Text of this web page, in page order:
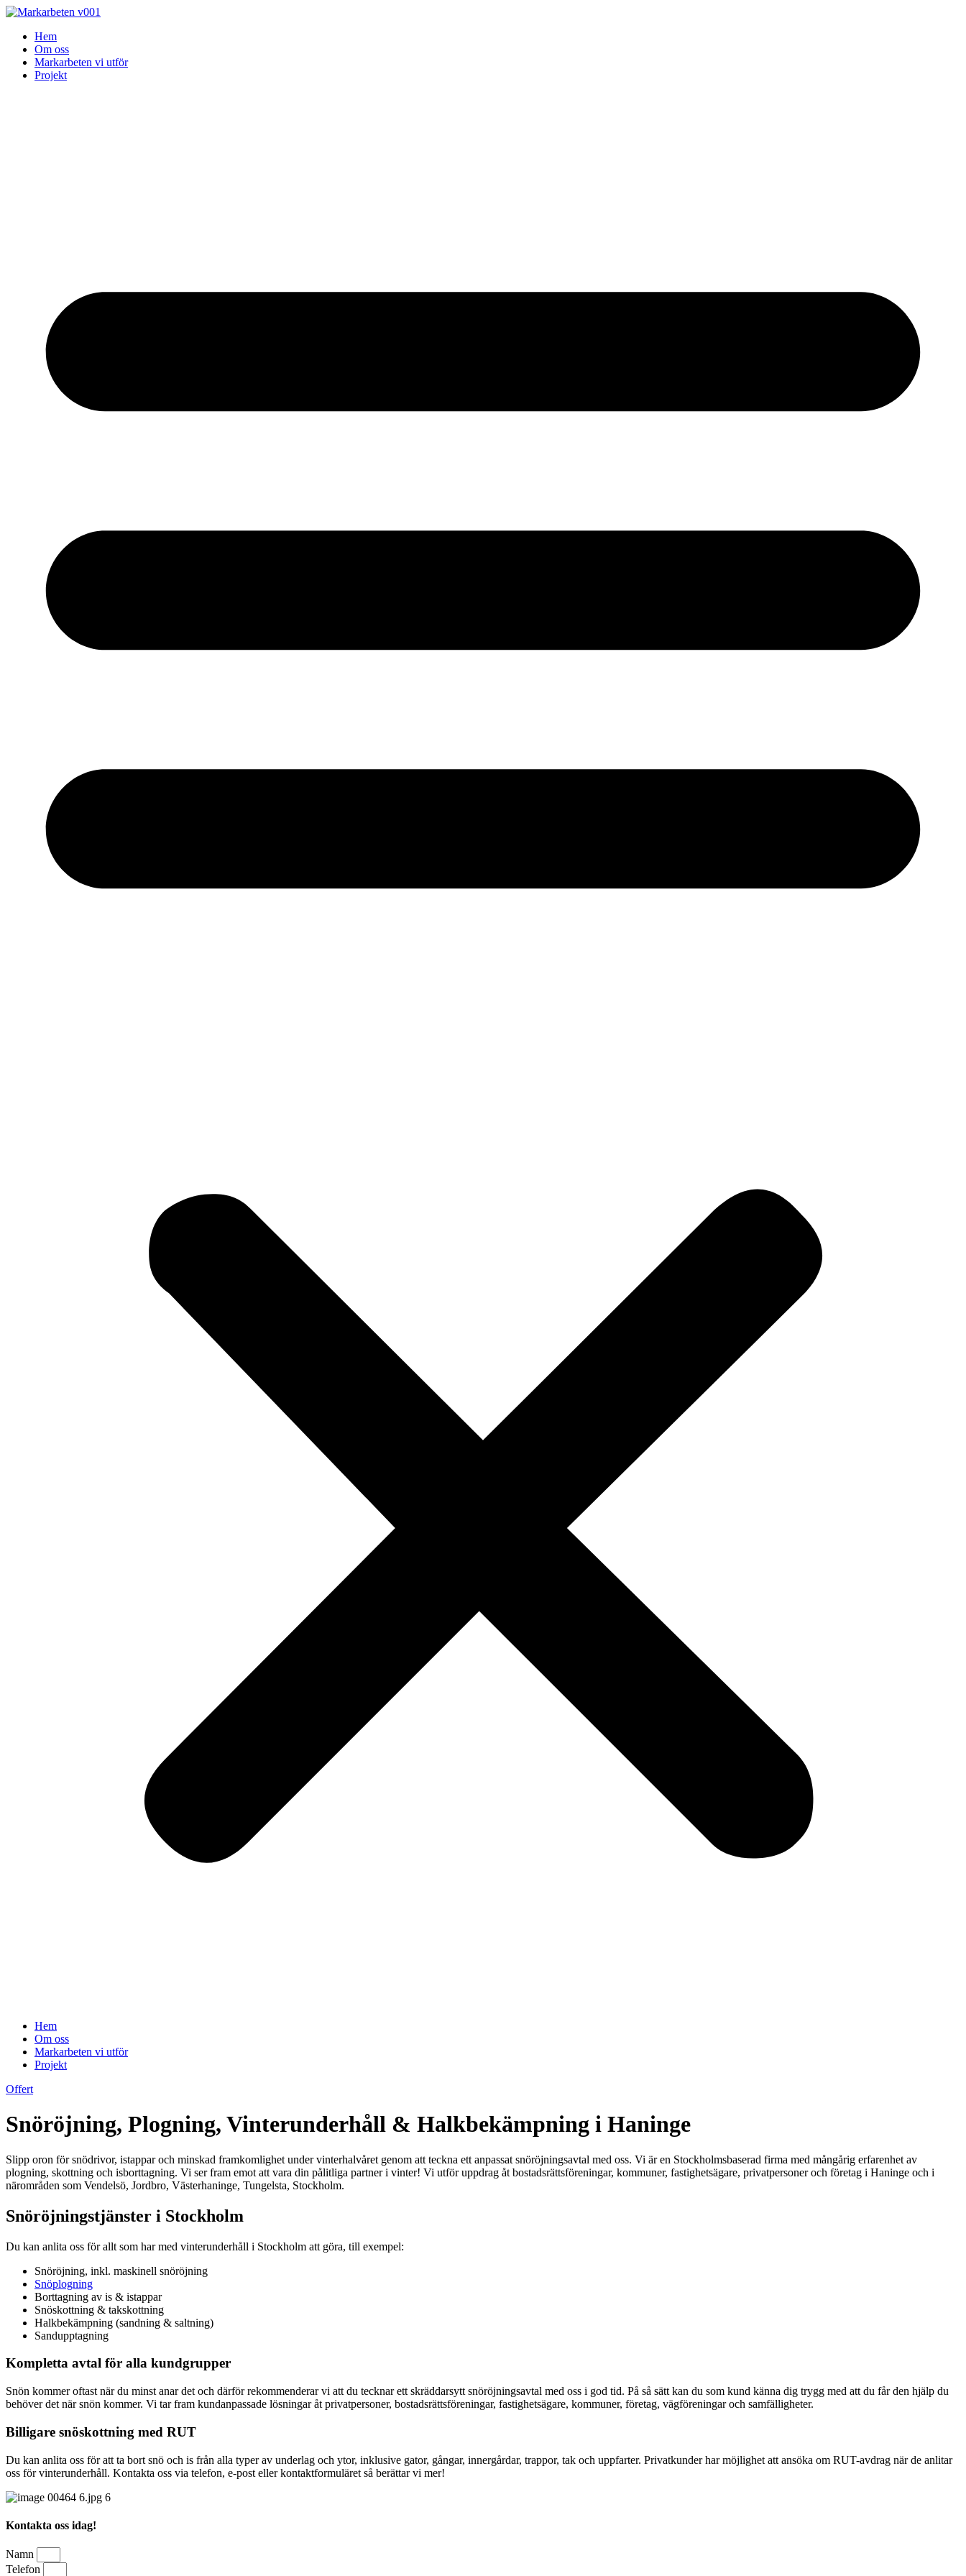
Skip
contentHem
Om oss
Markarbeten vi utför
Projekt
Hem
Om oss
Markarbeten vi utför
Projekt
Offert
Snöröjning, Plogning, Vinterunderhåll & Halkbekämpning i Haninge
Slipp oron för snödrivor, istappar och minskad framkomlighet under vinterhalvåret genom att teckna ett anpassat snöröjningsavtal med oss. Vi är en Stockholmsbaserad firma med mångårig erfarenhet av
plogning, skottning och isborttagning. Vi ser fram emot att vara din pålitliga partner i vinter! Vi utför uppdrag åt bostadsrättsföreningar, kommuner, fastighetsägare, privatpersoner och företag i Haninge och i
närområden som Vendelsö, Jordbro, Västerhaninge, Tungelsta, Stockholm.
Snöröjningstjänster i Stockholm
Du kan anlita oss för allt som har med vinterunderhåll i Stockholm att göra, till exempel:
Snöröjning, inkl. maskinell snöröjning
Snöplogning
Borttagning av is & istappar
Snöskottning & takskottning
Halkbekämpning (sandning & saltning)
Sandupptagning
Kompletta avtal för alla kundgrupper
Snön kommer oftast när du minst anar det och därför rekommenderar vi att du tecknar ett skräddarsytt snöröjningsavtal med oss i god tid. På så sätt kan du som kund känna dig trygg med att du får den hjälp du
behöver det när snön kommer. Vi tar fram kundanpassade lösningar åt privatpersoner, bostadsrättsföreningar, fastighetsägare, kommuner, företag, vägföreningar och samfälligheter.
Billigare snöskottning med RUT
Du kan anlita oss för att ta bort snö och is från alla typer av underlag och ytor, inklusive gator, gångar, innergårdar, trappor, tak och uppfarter. Privatkunder har möjlighet att ansöka om RUT-avdrag när de anlitar
oss för vinterunderhåll. Kontakta oss via telefon, e-post eller kontaktformuläret så berättar vi mer!
Kontakta oss idag!
Namn
Telefon